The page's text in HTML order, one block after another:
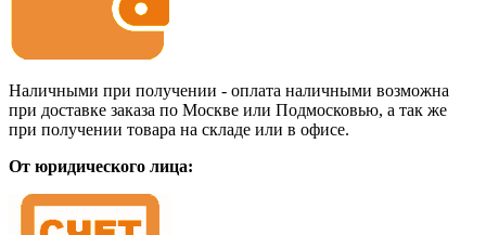
Наличными при получении - оплата наличными возможна
при доставке заказа по Москве или Подмосковью, а так же
при получении товара на складе или в офисе.
От юридического лица: